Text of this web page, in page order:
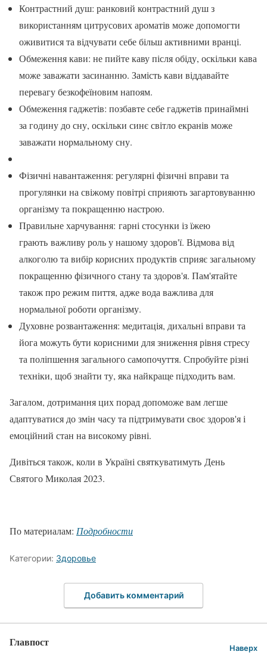
Контрастний душ: ранковий контрастний душ з
використанням цитрусових ароматів може допомогти
оживитися та відчувати себе більш активними вранці.
Обмеження кави: не пийте каву після обіду, оскільки кава
може заважати засинанню. Замість кави віддавайте
перевагу безкофеїновим напоям.
Обмеження гаджетів: позбавте себе гаджетів принаймні
за годину до сну, оскільки синє світло екранів може
заважати нормальному сну.
Фізичні навантаження: регулярні фізичні вправи та
прогулянки на свіжому повітрі сприяють загартовуванню
організму та покращенню настрою.
Правильне харчування: гарні стосунки із їжею
грають важливу роль у нашому здоров'ї. Відмова від
алкоголю та вибір корисних продуктів сприяє загальному
покращенню фізичного стану та здоров'я. Пам'ятайте
також про режим пиття, адже вода важлива для
нормальної роботи організму.
Духовне розвантаження: медитація, дихальні вправи та
йога можуть бути корисними для зниження рівня стресу
та поліпшення загального самопочуття. Спробуйте різні
техніки, щоб знайти ту, яка найкраще підходить вам.
Загалом, дотримання цих порад допоможе вам легше
адаптуватися до змін часу та підтримувати своє здоров'я і
емоційний стан на високому рівні.
Дивіться також, коли в Україні святкуватимуть День
Святого Миколая 2023.
По материалам: Подробности
Категории: Здоровье
Добавить комментарий
Главпост Наверх